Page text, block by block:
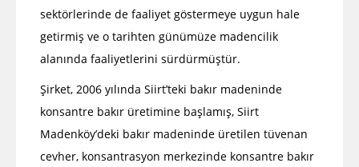
sektörlerinde de faaliyet göstermeye uygun hale
getirmiş ve o tarihten günümüze madencilik
alanında faaliyetlerini sürdürmüştür.
Şirket, 2006 yılında Siirt’teki bakır madeninde
konsantre bakır üretimine başlamış, Siirt
Madenköy’deki bakır madeninde üretilen tüvenan
cevher, konsantrasyon merkezinde konsantre bakır